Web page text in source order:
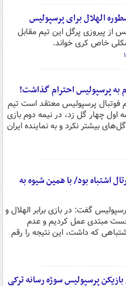
الهلال برای پرسپولیس
از پیروزی پرگل این تیم مقابل
خاص کری خواند.
به پرسپولیس احترام گذاشت!
فوتبال پرسپولیس معتقد است تیم
اول چهار گل زد، در نیمه دوم بازی
بیشتر نکرد و به نماینده ایران
اشتباه بود/ با همین شیوه به
گفت: در بازی برابر الهلال و
نخست مبتدی عمل کردیم و عدم
که داشت، این نتیجه را رقم
پرسپولیس سوژه رسانه ترکی